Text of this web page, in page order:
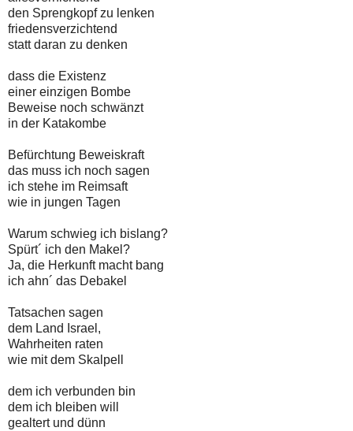
den Sprengkopf zu lenken
friedensverzichtend
statt daran zu denken
dass die Existenz
einer einzigen Bombe
Beweise noch schwänzt
in der Katakombe
Befürchtung Beweiskraft
das muss ich noch sagen
ich stehe im Reimsaft
wie in jungen Tagen
Warum schwieg ich bislang?
Spürt´ ich den Makel?
Ja, die Herkunft macht bang
ich ahn´ das Debakel
Tatsachen sagen
dem Land Israel,
Wahrheiten raten
wie mit dem Skalpell
dem ich verbunden bin
dem ich bleiben will
gealtert und dünn